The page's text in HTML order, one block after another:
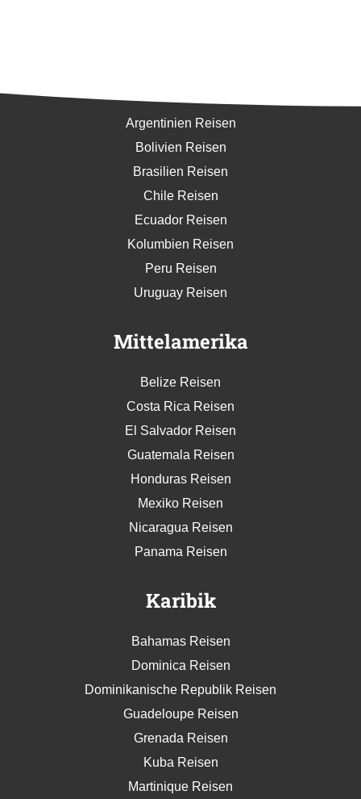
Südamerika
Argentinien Reisen
Bolivien Reisen
Brasilien Reisen
Chile Reisen
Ecuador Reisen
Kolumbien Reisen
Peru Reisen
Belize Reisen
Costa Rica Reisen
El Salvador Reisen
Guatemala Reisen
Honduras Reisen
Mexiko Reisen
Nicaragua Reisen
Bahamas Reisen
Dominica Reisen
Dominikanische Republik Reisen
Guadeloupe Reisen
Grenada Reisen
Kuba Reisen